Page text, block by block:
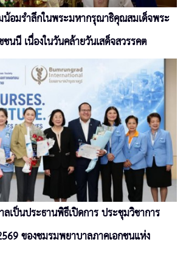
อมรำลึกในพระมหากรุณาธิคุณสมเด็จพระ
นนี เนื่องในวันคล้ายวันเสด็จสวรรคต
เป็นประธานพิธีเปิดการ ประชุมวิชาการ
ของชมรมพยาบาลภาคเอกชนแห่ง